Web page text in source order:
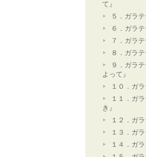
て』
５．ガラ
６．ガラ
７．ガラ
８．ガラ
９．ガラ
よって』
１０．ガ
１１．ガ
き』
１２．ガ
１３．ガ
１４．ガ